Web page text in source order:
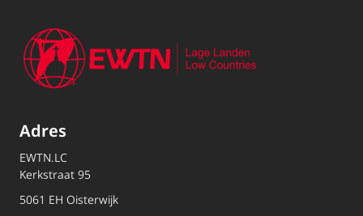
Adres
EWTN.LC
Kerkstraat 95
5061 EH Oisterwijk